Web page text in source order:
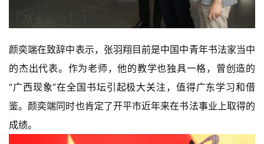
颜奕端在致辞中表示，张羽翔目前是中国中青年书法家当中
的杰出代表。作为老师，他的教学也独具一格，曾创造的
“广西现象”在全国书坛引起极大关注，值得广东学习和借
鉴。颜奕端同时也肯定了开平市近年来在书法事业上取得的
成绩。